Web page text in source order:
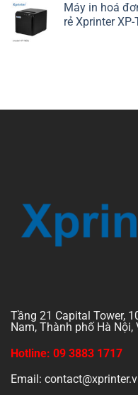
Máy in hoá
rẻ Xprinter
Tầng 21 Capital Tower,
Nam, Thành phố Hà Nội,
Hotline: 09 3883 1717
Email: